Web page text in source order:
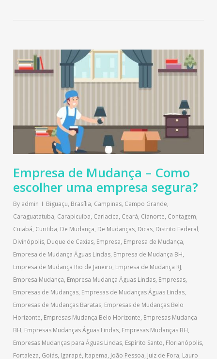
Empresa de Mudança – Como
escolher uma empresa segura?
By admin Biguaçu, Brasília, Campinas, Campo Grande,
Caraguatatuba, Carapicuíba, Cariacica, Ceará, Cianorte, Contagem,
Cuiabá, Curitiba, De Mudança, De Mudanças, Dicas, Distrito Federal,
Divinópolis, Duque de Caxias, Empresa, Empresa de Mudança,
Empresa de Mudança Águas Lindas, Empresa de Mudança BH,
Empresa de Mudança Rio de Janeiro, Empresa de Mudança RJ,
Empresa Mudança, Empresa Mudança Águas Lindas, Empresas,
Empresas de Mudanças, Empresas de Mudanças Águas Lindas,
Empresas de Mudanças Baratas, Empresas de Mudanças Belo
Horizonte, Empresas Mudança Belo Horizonte, Empresas Mudança
BH, Empresas Mudanças Águas Lindas, Empresas Mudanças BH,
Empresas Mudanças para Águas Lindas, Espírito Santo, Florianópolis,
Fortaleza, Goiás, Igarapé, Itapema, João Pessoa, Juiz de Fora, Lauro